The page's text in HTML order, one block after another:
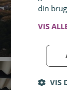
din
VIS
VIS